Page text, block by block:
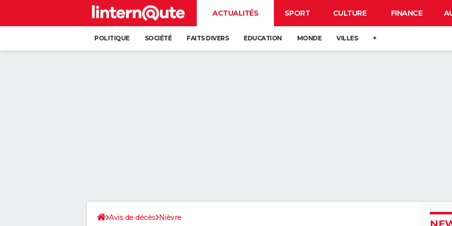
ACTUALITÉS SPORT CULTURE FINANCE
POLITIQUE SOCIÉTÉ FAITS DIVERS EDUCATION MONDE VILLES +
Avis de décès Nièvre